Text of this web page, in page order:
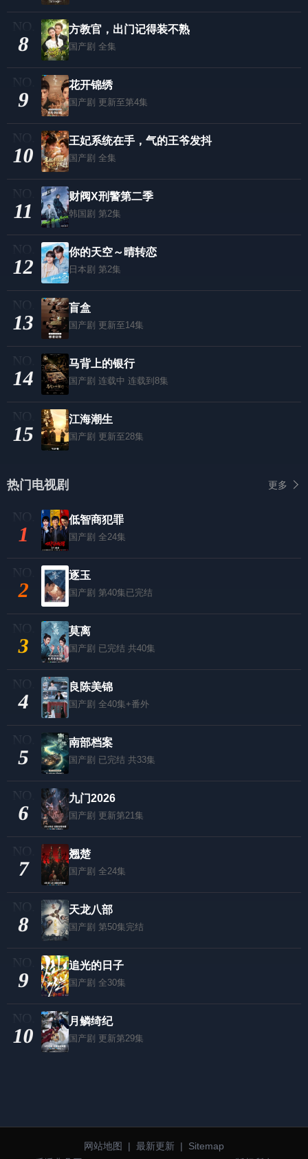
8
方教官，出门记得装不熟
国产剧 全集
9
花开锦绣
国产剧 更新至第4集
10
王妃系统在手，气的王爷发抖
国产剧 全集
11
财阀X刑警第二季
韩国剧 第2集
12
你的天空～晴转恋
日本剧 第2集
13
盲盒
国产剧 更新至14集
14
马背上的银行
国产剧 连载中 连载到8集
15
江海潮生
国产剧 更新至28集
热门电视剧 更多
1
低智商犯罪
国产剧 全24集
2
逐玉
国产剧 第40集已完结
3
莫离
国产剧 已完结 共40集
4
良陈美锦
国产剧 全40集+番外
5
南部档案
国产剧 已完结 共33集
6
九门2026
国产剧 更新第21集
7
翘楚
国产剧 全24集
8
天龙八部
国产剧 第50集完结
9
追光的日子
国产剧 全30集
10
月鳞绮纪
国产剧 更新第29集
网站地图 | 最新更新 |
Sitemap